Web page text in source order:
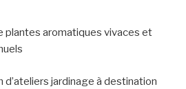
plantes aromatiques vivaces et
jardinage à destination